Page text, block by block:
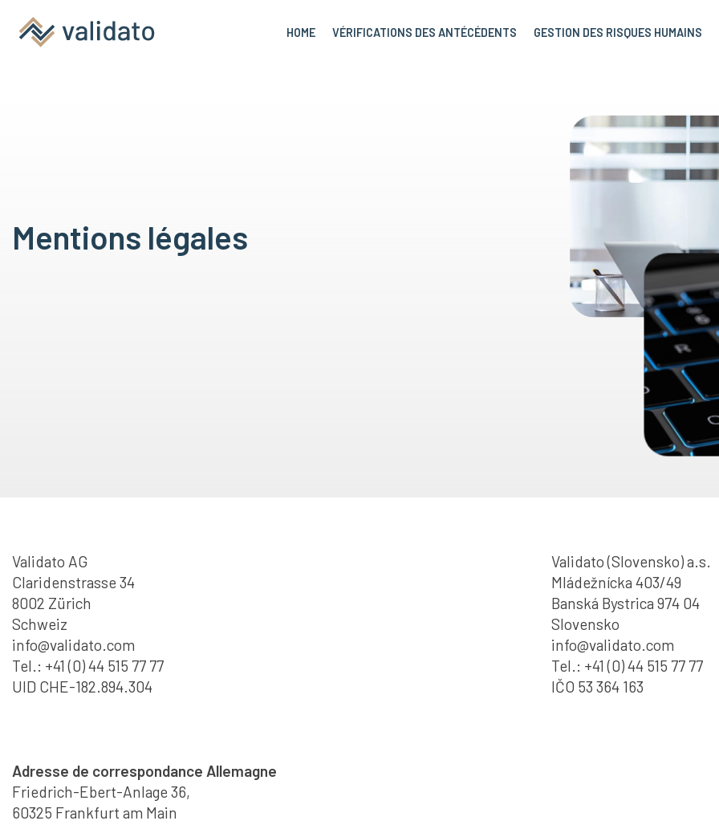
HOME VÉRIFICATIONS DES ANTÉCÉDENTS GESTION DES RISQUES HUMAINS
Mentions légales
Validato AG
Claridenstrasse 34
8002 Zürich
Schweiz
info@validato.com
Tel.: +41 (0) 44 515 77 77
UID CHE-182.894.304
Validato (Slovensko) a.s.
Mládežnícka 403/49
Banská Bystrica 974 04
Slovensko
info@validato.com
Tel.: +41 (0) 44 515 77 77
IČO 53 364 163
Adresse de correspondance Allemagne
Friedrich-Ebert-Anlage 36,
60325 Frankfurt am Main